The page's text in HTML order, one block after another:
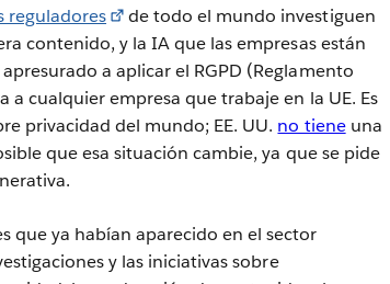
reguladores
de todo el mundo investiguen
contenido, y la IA que las empresas están
a aplicar el RGPD (Reglamento
cualquier empresa que trabaje en la UE. Es
privacidad del mundo; EE. UU. no tieneuna
que esa situación cambie, ya que se pide
que ya habían aparecido en el sector
y las iniciativas sobre